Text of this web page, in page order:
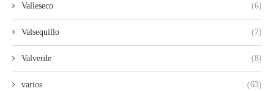
Valleseco (6)
Valsequillo (7)
Valverde (8)
varios (63)